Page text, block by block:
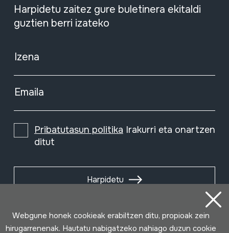
Harpidetu zaitez gure buletinera ekitaldi
guztien berri izateko
Izena
Emaila
Pribatutasun politika Irakurri eta onartzen
ditut
Harpidetu
Webgune honek cookieak erabiltzen ditu, propioak zein
hirugarrenenak. Hautatu nabigatzeko nahiago duzun cookie